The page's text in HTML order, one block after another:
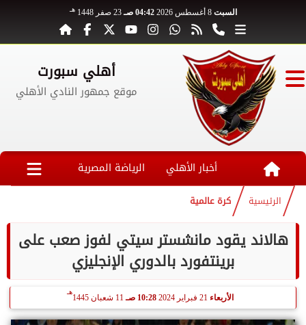
السبت 8 أغسطس 2026 04:42 صـ 23 صفر 1448 هـ
أهلي سبورت
موقع جمهور النادي الأهلي
أخبار الأهلي الرياضة المصرية
الرئيسية كرة عالمية
هالاند يقود مانشستر سيتي لفوز صعب على
برينتفورد بالدوري الإنجليزي
الأربعاء 10:28 صـ 11 شعبان 1445
هـ